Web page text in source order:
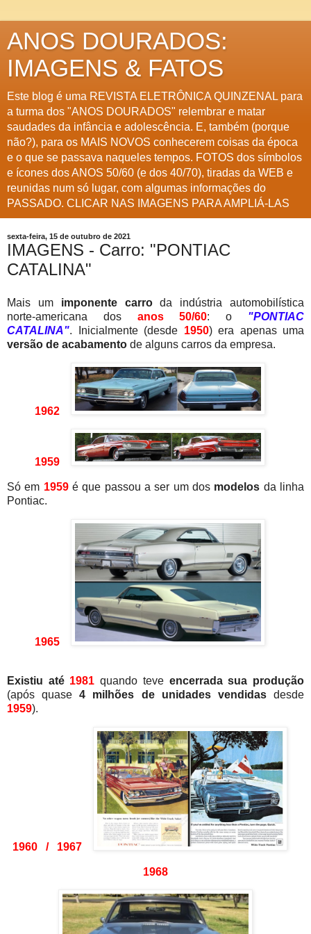
ANOS DOURADOS:
IMAGENS & FATOS
Este blog é uma REVISTA ELETRÔNICA QUINZENAL para
a turma dos "ANOS DOURADOS" relembrar e matar
saudades da infância e adolescência. E, também (porque
não?), para os MAIS NOVOS conhecerem coisas da época
e o que se passava naqueles tempos. FOTOS dos símbolos
e ícones dos ANOS 50/60 (e dos 40/70), tiradas da WEB e
reunidas num só lugar, com algumas informações do
PASSADO. CLICAR NAS IMAGENS PARA AMPLIÁ-LAS
sexta-feira, 15 de outubro de 2021
IMAGENS - Carro: "PONTIAC
CATALINA"
Mais umimponente carroda indústria automobilística
norte-americana dos anos 50/60: o "PONTIAC
CATALINA". Inicialmente (desde 1950) era apenas uma
versão de acabamento de alguns carros da empresa.
1962
1959
Só em 1959é que passou a ser um dos modelos da linha
Pontiac.
1965
Existiu até 1981 quando teve encerrada sua produção
(após quase4 milhões de unidades vendidasdesde
1959).
1960 / 1967
1968